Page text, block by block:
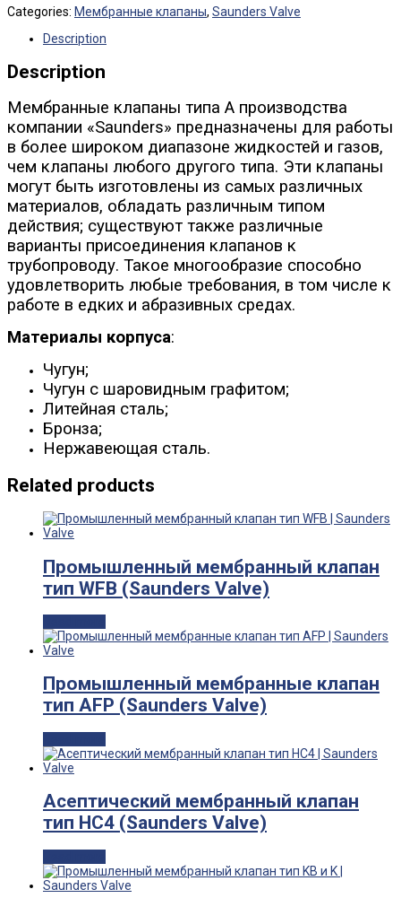
Categories: Мембранные клапаны, Saunders Valve
Description
Description
Мембранные клапаны типа А производства
компании «Saunders» предназначены для работы
в более широком диапазоне жидкостей и газов,
чем клапаны любого другого типа. Эти клапаны
могут быть изготовлены из самых различных
материалов, обладать различным типом
действия; существуют также различные
варианты присоединения клапанов к
трубопроводу. Такое многообразие способно
удовлетворить любые требования, в том числе к
работе в едких и абразивных средах.
Материалы корпуса:
Чугун;
Чугун с шаровидным графитом;
Литейная сталь;
Бронза;
Нержавеющая сталь.
Related products
Промышленный мембранный клапан
тип WFB (Saunders Valve)
Промышленный мембранные клапан
тип AFP (Saunders Valve)
Асептический мембранный клапан
тип HC4 (Saunders Valve)